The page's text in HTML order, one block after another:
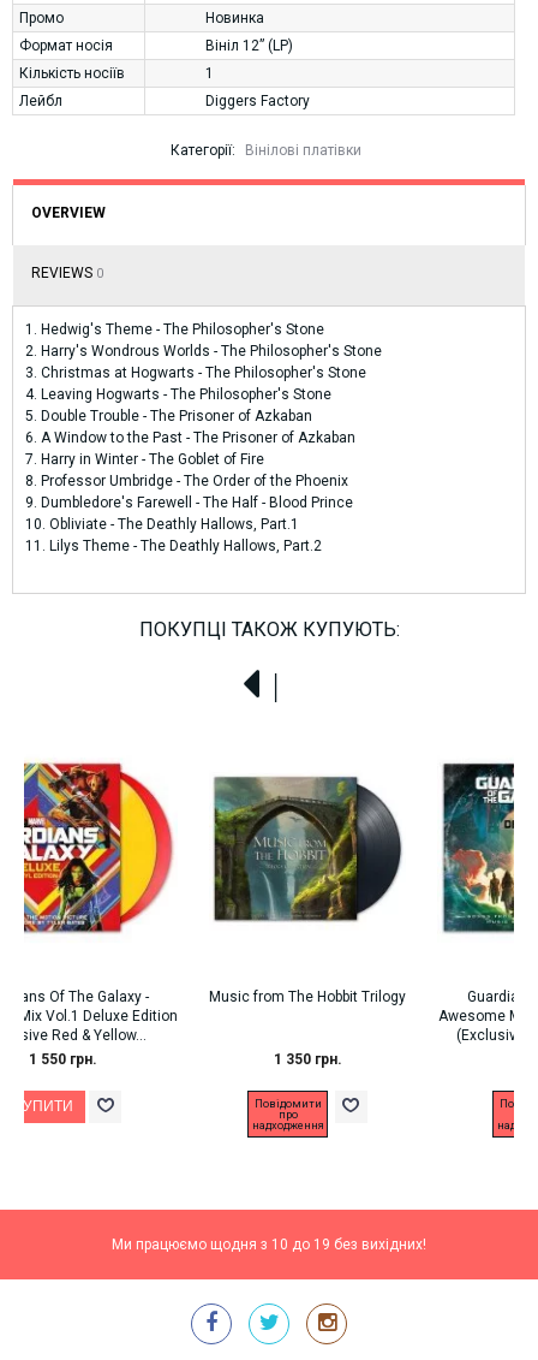
Промо
Новинка
Формат носія
Вініл 12” (LP)
Кількість носіїв
1
Лейбл
Diggers Factory
Категорії: Вінілові платівки
OVERVIEW
REVIEWS 0
1. Hedwig's Theme - The Philosopher's Stone
2. Harry's Wondrous Worlds - The Philosopher's Stone
3. Christmas at Hogwarts - The Philosopher's Stone
4. Leaving Hogwarts - The Philosopher's Stone
5. Double Trouble - The Prisoner of Azkaban
6. A Window to the Past - The Prisoner of Azkaban
7. Harry in Winter - The Goblet of Fire
8. Professor Umbridge - The Order of the Phoenix
9. Dumbledore's Farewell - The Half - Blood Prince
10. Obliviate - The Deathly Hallows, Part.1
11. Lilys Theme - The Deathly Hallows, Part.2
ПОКУПЦІ ТАКОЖ КУПУЮТЬ:
-
Edition
Music from The Hobbit Trilogy
Guardians Of The Galaxy -
Awesome Mix Vol.2 Deluxe
(Exclusive Orange Swir
Ми працюємо щодня з 10 до 19 без вихідних!